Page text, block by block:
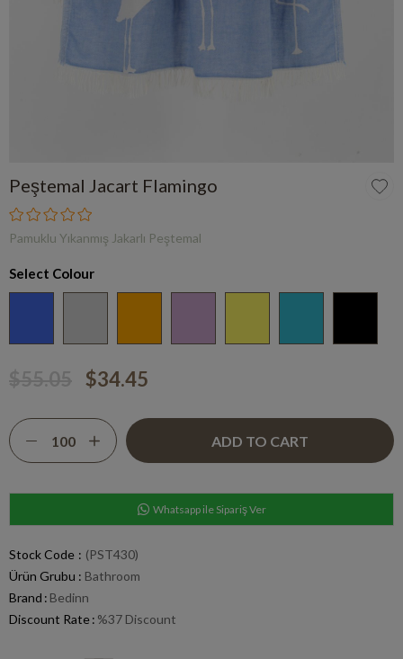
Peştemal Jacart Flamingo
Pamuklu Yıkanmış Jakarlı Peştemal
Select Colour
$34.45
Whatsapp ile Sipariş Ver
Stock Code
(PST430)
Ürün Grubu : Bathroom
Brand : Bedinn
Discount Rate: %37 Discount